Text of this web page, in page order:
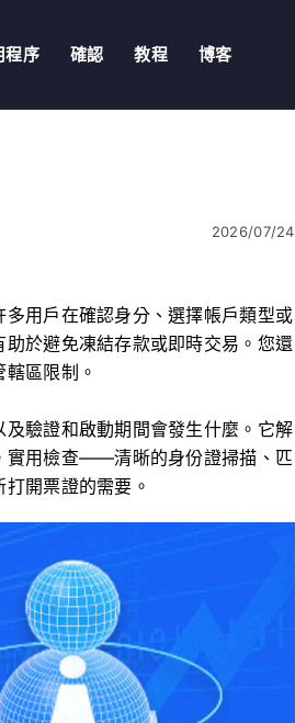
程序 確認 教程 博客
2026/07/24
用戶在確認身分、選擇帳戶類型或
於避免凍結存款或即時交易。您還
區限制。
驗證和啟動期間會發生什麼。它解
實用檢查——清晰的身份證掃描、匹
開票證的需要。